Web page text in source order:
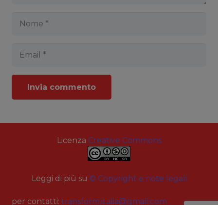
Invia commento
Licenza Creative Commons
Leggi di più su © Copyright e note legali
per contatti: transform.italia@gmail.com